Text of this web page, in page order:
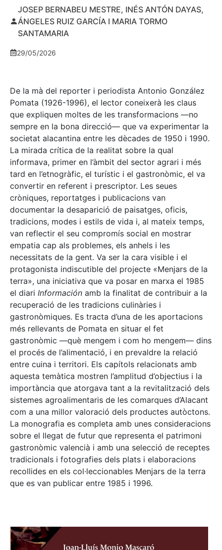
JOSEP BERNABEU MESTRE, INÉS ANTÓN DAYAS,
ÁNGELES RUIZ GARCÍA I MARIA TORMO
SANTAMARIA
29/05/2026
De la mà del reporter i periodista Antonio González
Pomata (1926-1996), el lector coneixerà les claus
que expliquen moltes de les transformacions —no
sempre en la bona direcció— que va experimentar la
societat alacantina entre les dècades de 1950 i 1990.
La mirada crítica de la realitat sobre la qual
informava, primer en l’àmbit del sector agrari i més
tard en l’etnogràfic, el turístic i el gastronòmic, el va
convertir en referent i prescriptor. Les seues
cròniques, reportatges i publicacions van
documentar la desaparició de paisatges, oficis,
tradicions, modes i estils de vida i, al mateix temps,
van reflectir el seu compromís social en mostrar
empatia cap als problemes, els anhels i les
necessitats de la gent. Va ser la cara visible i el
protagonista indiscutible del projecte «Menjars de la
terra», una iniciativa que va posar en marxa el 1985
el diari Información amb la finalitat de contribuir a la
recuperació de les tradicions culinàries i
gastronòmiques. Es tracta d’una de les aportacions
més rellevants de Pomata en situar el fet
gastronòmic —què mengem i com ho mengem— dins
el procés de l’alimentació, i en prevaldre la relació
entre cuina i territori. Els capítols relacionats amb
aquesta temàtica mostren l’amplitud d’objectius i la
importància que atorgava tant a la revitalització dels
sistemes agroalimentaris de les comarques d’Alacant
com a una millor valoració dels productes autòctons.
La monografia es completa amb unes consideracions
sobre el llegat de futur que representa el patrimoni
gastronòmic valencià i amb una selecció de receptes
tradicionals i fotografies dels plats i elaboracions
recollides en els col·leccionables Menjars de la terra
que es van publicar entre 1985 i 1996.